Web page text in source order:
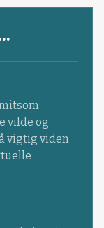
vilde og
vigtig viden